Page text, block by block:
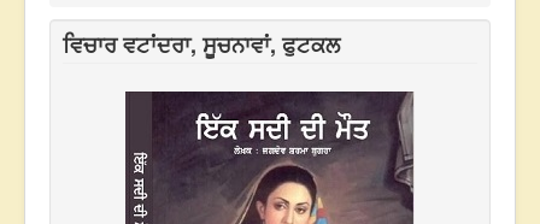
ਵਿਚਾਰ ਵਟਾਂਦਰਾ, ਸੂਚਨਾਵਾਂ, ਫੁਟਕਲ